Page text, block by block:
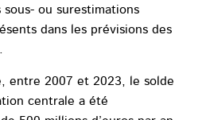
ou surestimations
dans les prévisions des
entre 2007 et 2023, le solde
centrale a été